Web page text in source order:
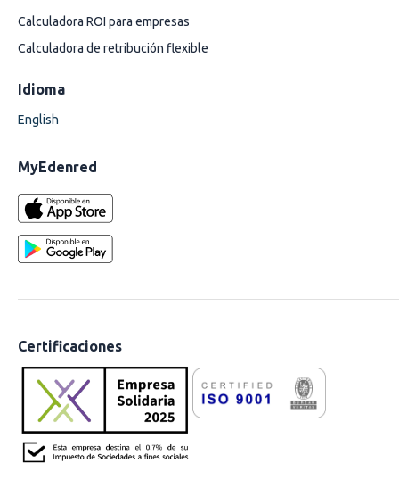
Calculadora ROI para empresas
Calculadora de retribución flexible
Idioma
English
MyEdenred
Certificaciones